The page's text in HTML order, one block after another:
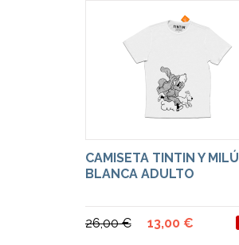
CAMISETA TINTIN Y MILÚ
BLANCA ADULTO
26,00 € 13,00 €